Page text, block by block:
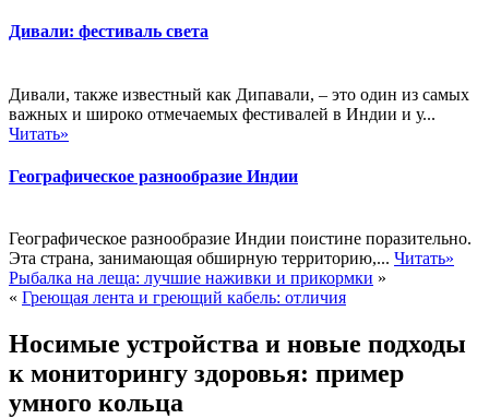
Дивали: фестиваль света
Дивали, также известный как Дипавали, – это один из самых
важных и широко отмечаемых фестивалей в Индии и у...
Читать»
Географическое разнообразие Индии
Географическое разнообразие Индии поистине поразительно.
Эта страна, занимающая обширную территорию,... Читать»
Рыбалка на леща: лучшие наживки и прикормки »
« Греющая лента и греющий кабель: отличия
Носимые устройства и новые подходы
к мониторингу здоровья: пример
умного кольца